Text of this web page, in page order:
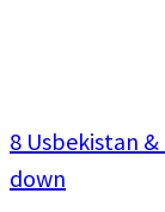
8 Usbekistan
down